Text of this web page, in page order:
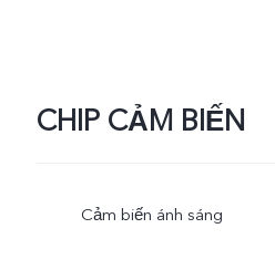
CHIP CẢM BIẾN
Cảm biến ánh sáng